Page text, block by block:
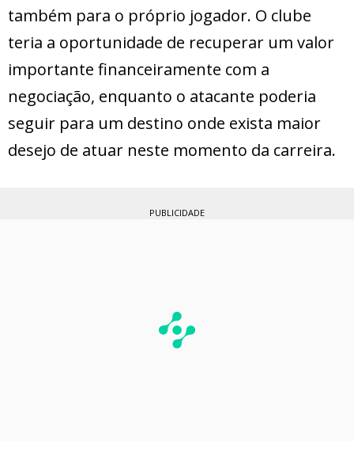
também para o próprio jogador. O clube
teria a oportunidade de recuperar um valor
importante financeiramente com a
negociação, enquanto o atacante poderia
seguir para um destino onde exista maior
desejo de atuar neste momento da carreira.
PUBLICIDADE